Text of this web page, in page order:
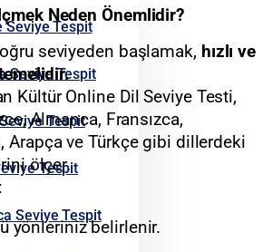
Seviye Tespit
Seviye Tespit
Tespit
Tespit
Seviye Tespit
Neden Önemlidir?
seviyeden başlamak, hızlı ve
Kültür Online Dil Seviye Testi,
Almanca, Fransızca,
Arapça ve Türkçe gibi dillerdeki
ölçer.
yönleriniz belirlenir.